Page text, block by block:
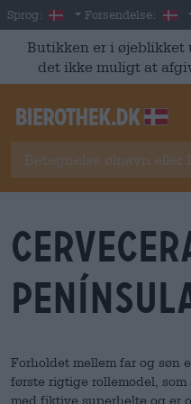
Skip to main content
Sprog: Danish
Forsendelse:
Butikken er i øjeblikket
det ikke muligt at
Forholdet mellem far og søn
første rigtige rollemodel, som
med fiktive superhelte og er